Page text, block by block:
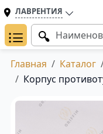
ЛАВРЕНТИЯ
Главная Каталог
Корпус